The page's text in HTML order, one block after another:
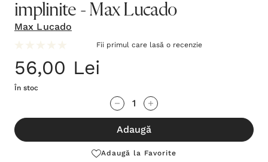
implinite - Max Lucado
Max Lucado
Fii primul care lasă o recenzie
56,00 Lei
În stoc
te!
Stocul
Adaugă
Adaugă la Favorite